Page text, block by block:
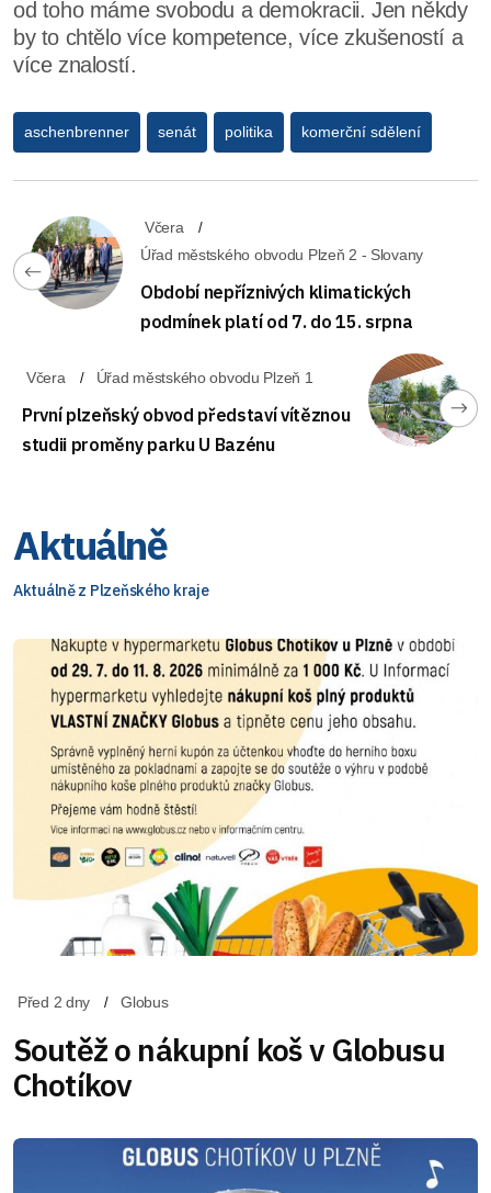
od toho máme svobodu a demokracii. Jen někdy
by to chtělo více kompetence, více zkušeností a
více znalostí.
aschenbrenner senát politika komerční sdělení
Včera
Úřad městského obvodu Plzeň 2 - Slovany
Období nepříznivých klimatických
podmínek platí od 7. do 15. srpna
Včera Úřad městského obvodu Plzeň 1
První plzeňský obvod představí vítěznou
studii proměny parku U Bazénu
Aktuálně
Aktuálně z Plzeňského kraje
Před 2 dny Globus
Soutěž o nákupní koš v Globusu
Chotíkov